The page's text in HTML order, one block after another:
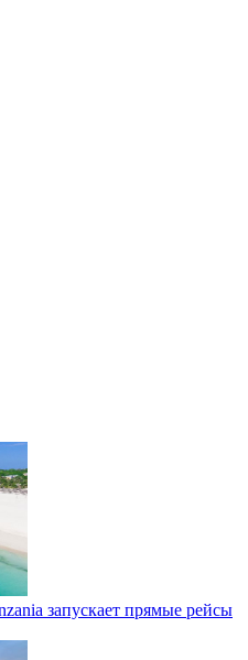
запускает прямые рейсы